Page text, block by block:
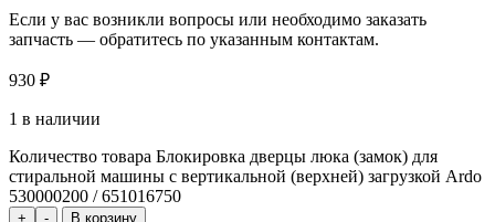
Если у вас возникли вопросы или необходимо заказать
запчасть — обратитесь по указанным контактам.
930 ₽
1 в наличии
Количество товара Блокировка дверцы люка (замок) для
стиральной машины с вертикальной (верхней) загрузкой Ardo
530000200 / 651016750
+ - В корзину